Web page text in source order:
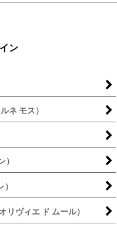
ン
ネ モス）
ヴィエ ド ムール）